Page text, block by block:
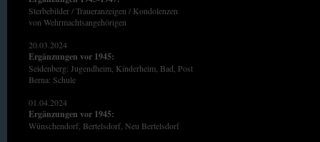
Sterbebilder / Traueranzeigen / Kondolenzen
von Wehrmachtsangehörigen
20.03.2024
Ergänzungen vor 1945:
Seidenberg: Jugendheim, Kinderheim, Bad, Post
Berna: Schule
01.04.2024
Ergänzungen vor 1945:
Wünschendorf, Bertelsdorf, Neu Bertelsdorf